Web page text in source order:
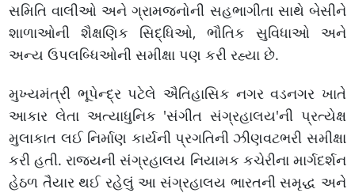
સમિતિ વાલીઓ અને ગ્રામજનોની સહભાગીતા સાથે બેસીને
શાળાઓની શૈક્ષણિક સિદ્ધિઓ, ભૌતિક સુવિધાઓ અને
અન્ય ઉપલબ્ધિઓની સમીક્ષા પણ કરી રહ્યા છે.
મુખ્યમંત્રી ભૂપેન્દ્ર પટેલે ઐતિહાસિક નગર વડનગર ખાતે
આકાર લેતા અત્યાધુનિક 'સંગીત સંગ્રહાલય'ની પ્રત્યેક્ષ
મુલાકાત લઈ નિર્માણ કાર્યની પ્રગતિની ઝીણવટભરી સમીક્ષા
કરી હતી. રાજ્યની સંગ્રહાલય નિયામક કચેરીના માર્ગદર્શન
હેઠળ તૈયાર થઈ રહેલું આ સંગ્રહાલય ભારતની સમૃદ્ધ અને